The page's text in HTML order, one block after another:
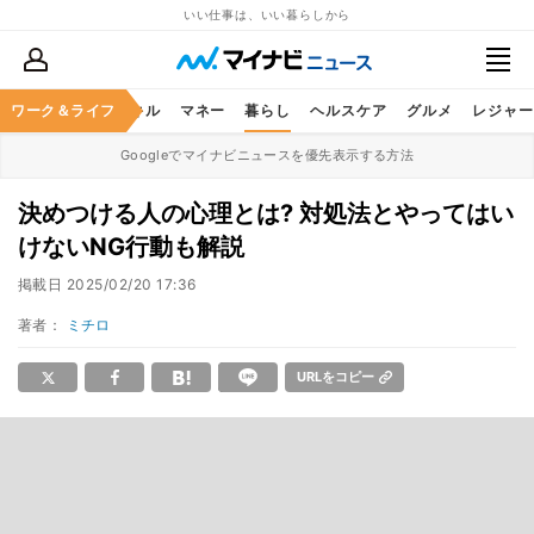
いい仕事は、いい暮らしから
ワーク＆ライフ
ア ビジネススキル マネー 暮らし ヘルスケア グルメ レジャー
Googleでマイナビニュースを優先表示する方法
決めつける人の心理とは? 対処法とやってはい
けないNG行動も解説
掲載日 2025/02/20 17:36
著者： ミチロ
URLをコピー